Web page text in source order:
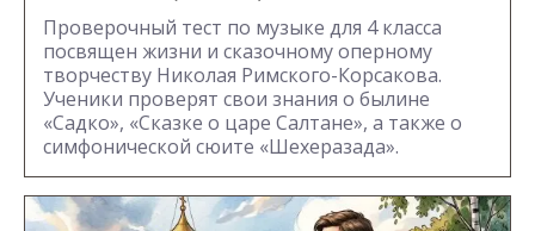
Проверочный тест по музыке для 4 класса
посвящен жизни и сказочному оперному
творчеству Николая Римского-Корсакова.
Ученики проверят свои знания о былине
«Садко», «Сказке о царе Салтане», а также о
симфонической сюите «Шехеразада».